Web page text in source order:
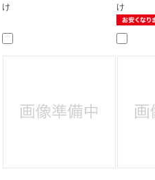
け
け